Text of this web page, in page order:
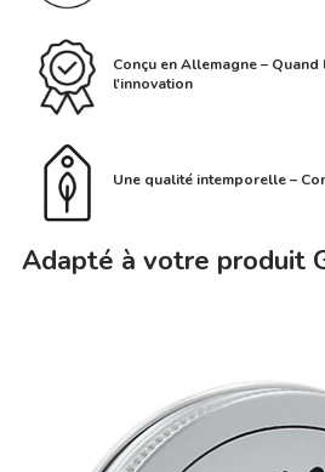
Conçu en Allemagne –
l'innovation
Une qualité intemporelle –
Adapté à votre produit